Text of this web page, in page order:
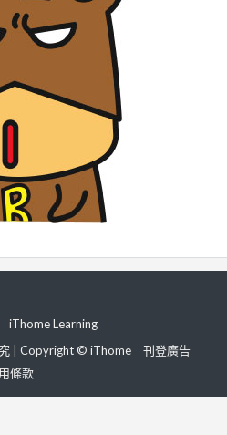
iThome Learning
| Copyright © iThome
刊登廣告
條款